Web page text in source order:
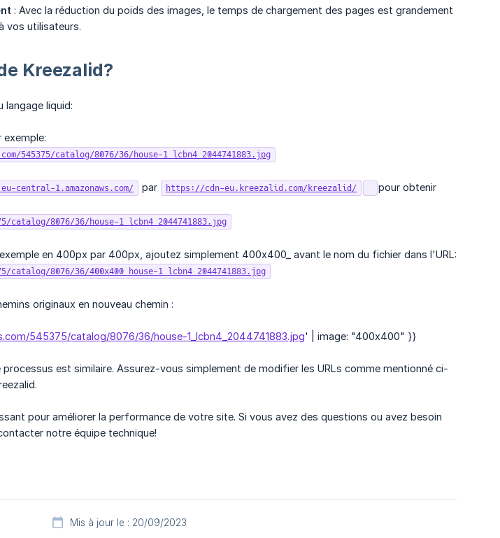
: Avec la réduction du poids des images, le temps de chargement des pages est grandement
vos utilisateurs.
Kreezalid?
langage liquid:
exemple:
545375/catalog/8076/36/house-1_lcbn4_2044741883.jpg
central-1.amazonaws.com/ par https://cdn-eu.kreezalid.com/kreezalid/
pour obtenir
8076/36/house-1_lcbn4_2044741883.jpg
en 400px par 400px, ajoutez simplement 400x400_ avant le nom du fichier dans l'URL:
8076/36/400x400_house-1_lcbn4_2044741883.jpg
originaux en nouveau chemin :
545375/catalog/8076/36/house-1_lcbn4_2044741883.jpg' | image: "400x400" }}
est similaire. Assurez-vous simplement de modifier les URLs comme mentionné ci-
pour améliorer la performance de votre site. Si vous avez des questions ou avez besoin
notre équipe technique!
Mis à jour le : 20/09/2023